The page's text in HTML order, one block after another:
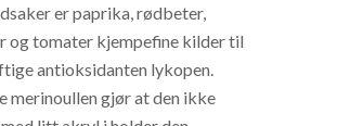
er paprika, rødbeter,
og tomater kjempefine kilder til
antioksidanten lykopen.
merinoullen gjør at den ikke